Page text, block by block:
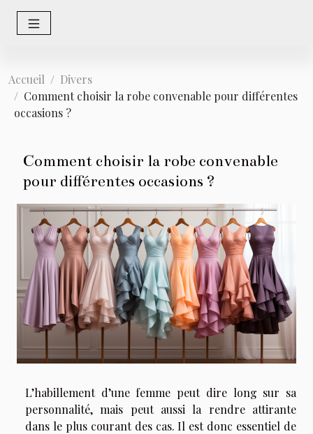
Accueil
Divers
Comment choisir la robe convenable pour différentes
occasions ?
Comment choisir la robe convenable
pour différentes occasions ?
L’habillement d’une femme peut dire long sur sa
personnalité, mais peut aussi la rendre attirante
dans le plus courant des cas. Il est donc essentiel de